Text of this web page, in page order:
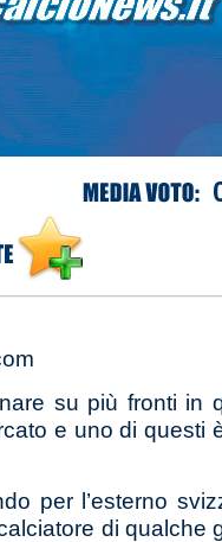
su più fronti in
e uno di questi
per l’esterno
di qualche